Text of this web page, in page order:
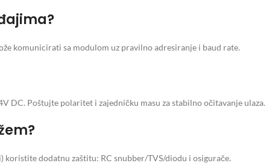
komunicirati sa modulom uz pravilno adresiranje i baud rate.
DC. Poštujte polaritet i zajedničku masu za stabilno očitavanje ulaza.
dodatnu zaštitu: RC snubber/TVS/diodu i osigurače.